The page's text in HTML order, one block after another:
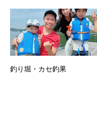
釣り堀・カセ釣果